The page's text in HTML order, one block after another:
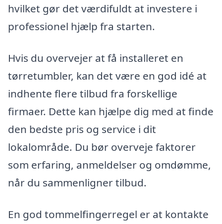
hvilket gør det værdifuldt at investere i
professionel hjælp fra starten.
Hvis du overvejer at få installeret en
tørretumbler, kan det være en god idé at
indhente flere tilbud fra forskellige
firmaer. Dette kan hjælpe dig med at finde
den bedste pris og service i dit
lokalområde. Du bør overveje faktorer
som erfaring, anmeldelser og omdømme,
når du sammenligner tilbud.
En god tommelfingerregel er at kontakte